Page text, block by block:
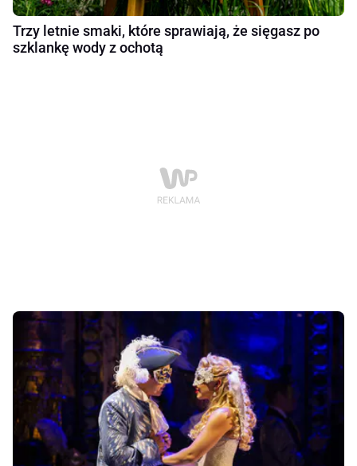
Trzy letnie smaki, które sprawiają, że sięgasz po
szklankę wody z ochotą